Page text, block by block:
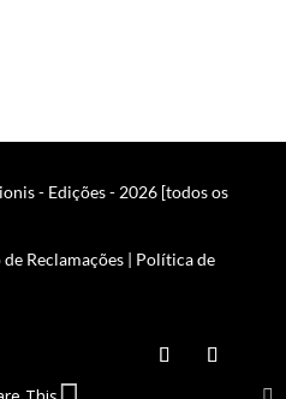
- Edições - 2026 [todos os
Reclamações| Política de